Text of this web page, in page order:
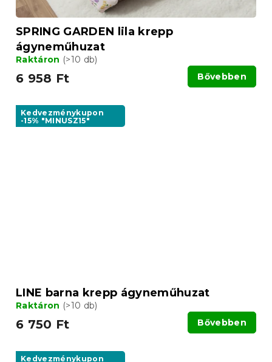
SPRING GARDEN lila krepp
ágyneműhuzat
Raktáron (>10 db)
6 958 Ft Bővebben
Kedvezménykupon
-15% "MINUSZ15"
LINE barna krepp ágyneműhuzat
Raktáron (>10 db)
6 750 Ft Bővebben
Kedvezménykupon